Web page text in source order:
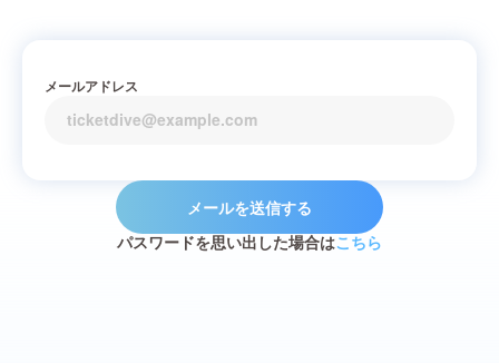
メールアドレス
メールを送信する
パスワードを思い出した場合はこちら